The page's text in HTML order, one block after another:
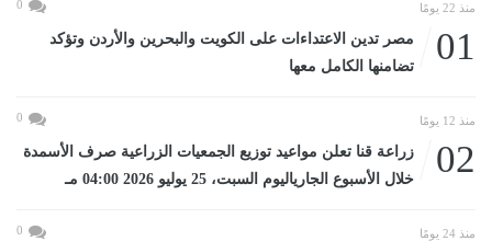
منذ 22 يومًا 0
01
مصر تدين الاعتداءات على الكويت والبحرين والأردن وتؤكد
تضامنها الكامل معها
منذ 12 يومًا 0
02
زراعة قنا تعلن مواعيد توزيع الجمعيات الزراعية صرف الأسمدة
خلال الأسبوع الجارياليوم السبت، 25 يوليو 2026 04:00 مـ
منذ 24 يومًا 0